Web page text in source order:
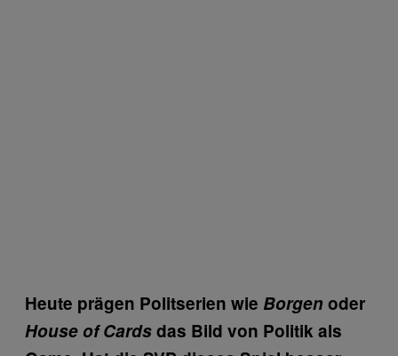
Heute prägen Politserien wie Borgen oder
House of Cardsdas Bild von Politik als